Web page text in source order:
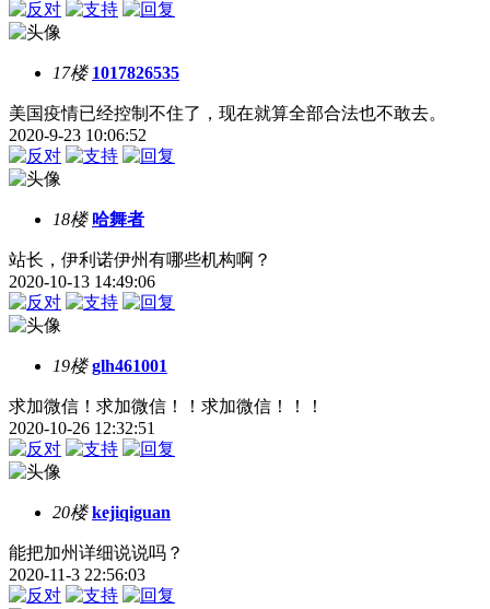
17楼 1017826535
美国疫情已经控制不住了，现在就算全部合法也不敢去。
2020-9-23 10:06:52
18楼 哈舞者
站长，伊利诺伊州有哪些机构啊？
2020-10-13 14:49:06
19楼 glh461001
求加微信！求加微信！！求加微信！！！
2020-10-26 12:32:51
20楼 kejiqiguan
能把加州详细说说吗？
2020-11-3 22:56:03